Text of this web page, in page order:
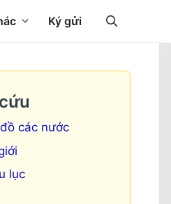
Ký gửi
các nước
lục